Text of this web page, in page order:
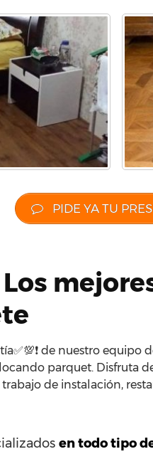
PIDE YA TU
Los
de nuestro
parquet. Disfruta
de instalación,
en todo tipo